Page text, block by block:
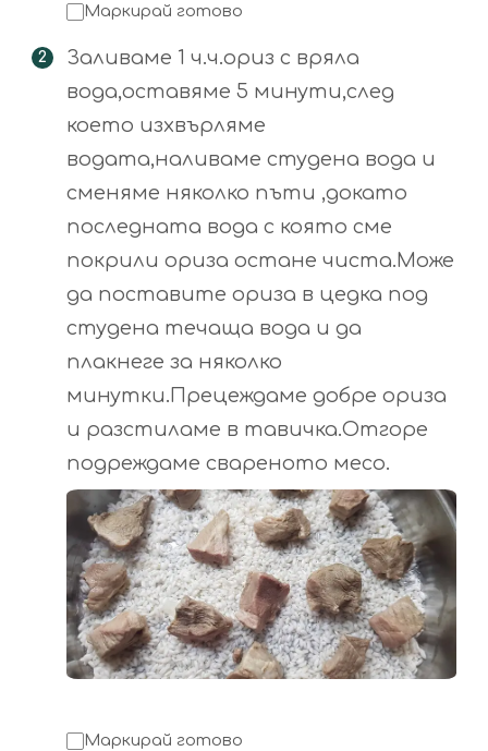
Маркирай готово
Заливаме 1 ч.ч.ориз с вряла
вода,оставяме 5 минути,след
което изхвърляме
водата,наливаме студена вода и
сменяме няколко пъти ,докато
последната вода с която сме
покрили ориза остане чиста.Може
да поставите ориза в цедка под
студена течаща вода и да
плакнеге за няколко
минутки.Прецеждаме добре ориза
и разстиламе в тавичка.Отгоре
подреждаме свареното месо.
Маркирай готово